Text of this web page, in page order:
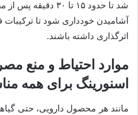
شد تا حدود ۱۵ تا ۳۰
آشامیدن خودداری شود تا
اثرگذاری داشته باشند.
موارد احتیاط و منع
اسنورینگ برای همه
مانند هر محصول دارویی، حتی